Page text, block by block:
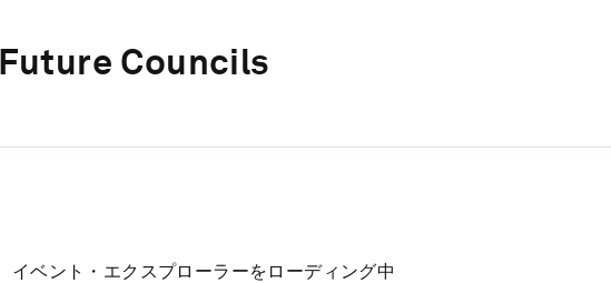
Councils
イベント・エクスプローラーをローディング中